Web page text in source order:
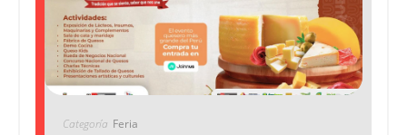
Categoría Feria